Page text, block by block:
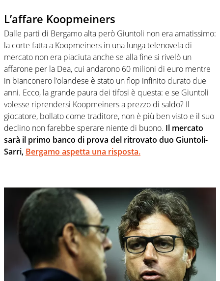
L’affare Koopmeiners
Dalle parti di Bergamo alta però Giuntoli non era amatissimo:
la corte fatta a Koopmeiners in una lunga telenovela di
mercato non era piaciuta anche se alla fine si rivelò un
affarone per la Dea, cui andarono 60 milioni di euro mentre
in bianconero l’olandese è stato un flop infinito durato due
anni. Ecco, la grande paura dei tifosi è questa: e se Giuntoli
volesse riprendersi Koopmeiners a prezzo di saldo? Il
giocatore, bollato come traditore, non è più ben visto e il suo
declino non farebbe sperare niente di buono. Il mercato
sarà il primo banco di prova del ritrovato duo Giuntoli-
Sarri, Bergamo aspetta una risposta.